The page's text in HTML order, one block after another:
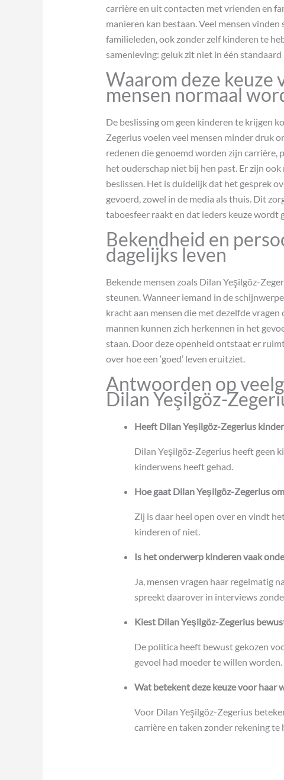
carrière en uit contacten met vrienden en
manieren kan bestaan. Veel mensen
familieleden, ook zonder zelf kinderen te
samenleving: geluk zit niet in één
Waarom deze keuze
mensen normaal
De beslissing om geen kinderen te krijgen
Zegerius voelen veel mensen minder druk
redenen die genoemd worden zijn
het ouderschap niet bij hen past. Er zijn
beslissen. Het is duidelijk dat het gesprek
gevoerd, zowel in de media als thuis. Dit
taboesfeer raakt en dat ieders keuze wordt
Bekendheid en
dagelijks leven
Bekende mensen zoals Dilan Yeşilgöz-
steunen. Wanneer iemand in de
kracht aan mensen die met dezelfde
mannen kunnen zich herkennen in het
staan. Door deze openheid ontstaat er
over hoe een ‘goed’ leven eruitziet.
Antwoorden op
Dilan Yeşilgöz-
Heeft Dilan Yeşilgöz-Zegerius
Dilan Yeşilgöz-Zegerius heeft geen
kinderwens heeft gehad.
Hoe gaat Dilan Yeşilgöz-Zegerius
Zij is daar heel open over en vindt
kinderen of niet.
Is het onderwerp kinderen vaak
Ja, mensen vragen haar regelmatig
spreekt daarover in interviews
Kiest Dilan Yeşilgöz-Zegerius
De politica heeft bewust gekozen
gevoel had moeder te willen worden.
Wat betekent deze keuze voor haar
Voor Dilan Yeşilgöz-Zegerius
carrière en taken zonder rekening te